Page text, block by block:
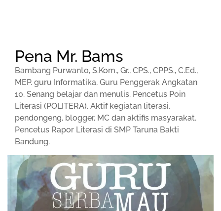
Pena Mr. Bams
Bambang Purwanto, S.Kom., Gr., CPS., CPPS., C.Ed.,
MEP. guru Informatika, Guru Penggerak Angkatan
10. Senang belajar dan menulis. Pencetus Poin
Literasi (POLITERA). Aktif kegiatan literasi,
pendongeng, blogger, MC dan aktifis masyarakat.
Pencetus Rapor Literasi di SMP Taruna Bakti
Bandung.